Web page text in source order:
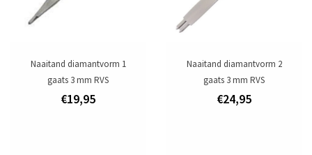
Toevoegen om te vergelijken
Naaitand diamantvorm 1
gaats 3 mm RVS
€19,95
Naaitand diamantvorm 2
gaats 3 mm RVS
€24,95